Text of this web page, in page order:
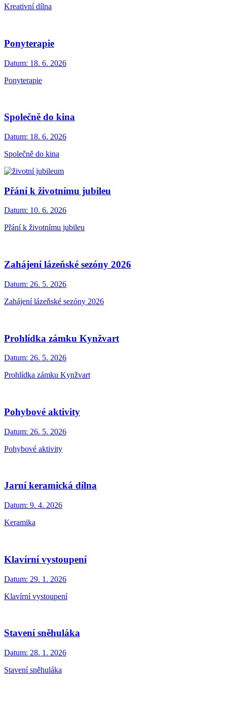
Kreativní dílna
Ponyterapie
Datum: 18. 6. 2026
Ponyterapie
Společně do kina
Datum: 18. 6. 2026
Společně do kina
Přání k životnímu jubileu
Datum: 10. 6. 2026
Přání k životnímu jubileu
Zahájení lázeňské sezóny 2026
Datum: 26. 5. 2026
Zahájení lázeňské sezóny 2026
Prohlídka zámku Kynžvart
Datum: 26. 5. 2026
Prohlídka zámku Kynžvart
Pohybové aktivity
Datum: 26. 5. 2026
Pohybové aktivity
Jarní keramická dílna
Datum: 9. 4. 2026
Keramika
Klavírní vystoupení
Datum: 29. 1. 2026
Klavírní vystoupení
Stavení sněhuláka
Datum: 28. 1. 2026
Stavení sněhuláka